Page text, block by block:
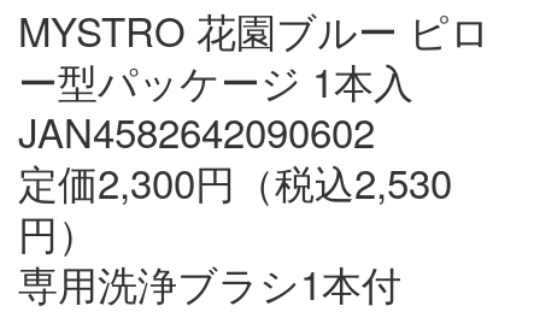
MYSTRO 花園ブルー ピロ
ー型パッケージ 1本入
JAN4582642090602
定価2,300円（税込2,530
円）
専用洗浄ブラシ1本付